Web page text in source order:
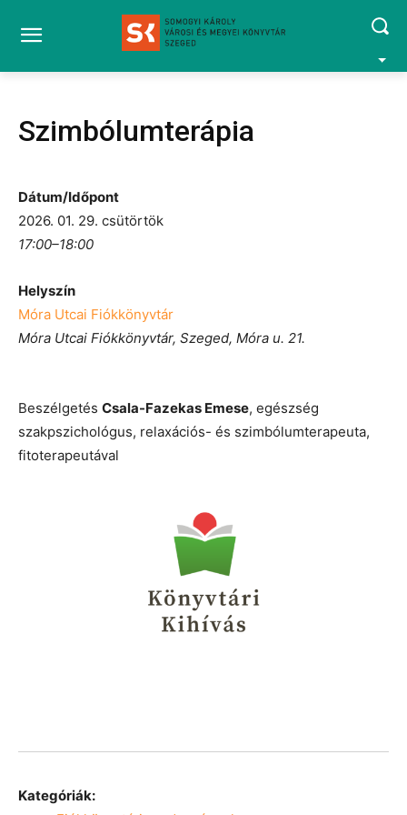
Szimbólumterápia
Dátum/Időpont
2026. 01. 29. csütörtök
17:00–18:00
Helyszín
Móra Utcai Fiókkönyvtár
Móra Utcai Fiókkönyvtár, Szeged, Móra u. 21.
Beszélgetés Csala-Fazekas Emese, egészség
szakpszichológus, relaxációs- és szimbólumterapeuta,
fitoterapeutával
Kategóriák: